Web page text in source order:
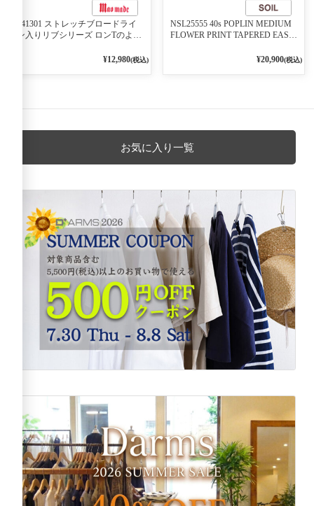
541301 ストレッチブロードライ
ン入りリブシリーズ ロンTのよう
プルオーバー 79ネイビー¥12,980(税込)
NSL25555 40s POPLIN MEDIUM
FLOWER PRINT TAPERED EASY
¥20,900(税込)
お気に入り一覧